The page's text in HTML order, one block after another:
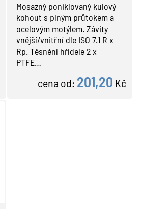
Mosazný poniklovaný kulový
kohout s plným průtokem a
ocelovým motýlem. Závity
vnější/vnitřní dle ISO 7.1 R x
Rp. Těsnění hřídele 2 x
PTFE…
cena od: 201,20 Kč